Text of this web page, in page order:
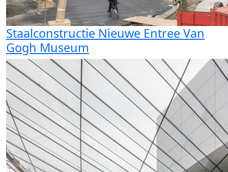
Staalconstructie Nieuwe Entree Van
Gogh Museum